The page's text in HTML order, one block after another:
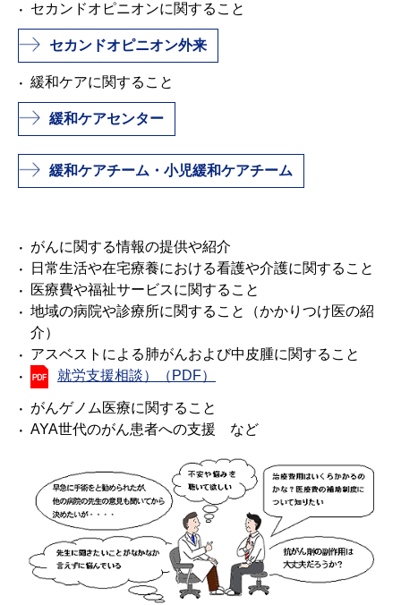
セカンドオピニオンに関すること
セカンドオピニオン外来
緩和ケアに関すること
緩和ケアセンター
緩和ケアチーム・小児緩和ケアチーム
がんに関する情報の提供や紹介
日常生活や在宅療養における看護や介護に関すること
医療費や福祉サービスに関すること
地域の病院や診療所に関すること（かかりつけ医の紹
介）
アスベストによる肺がんおよび中皮腫に関すること
就労支援相談）（PDF）
がんゲノム医療に関すること
AYA世代のがん患者への支援 など